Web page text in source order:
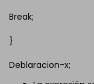
Break;
}
Deblaracion-x;